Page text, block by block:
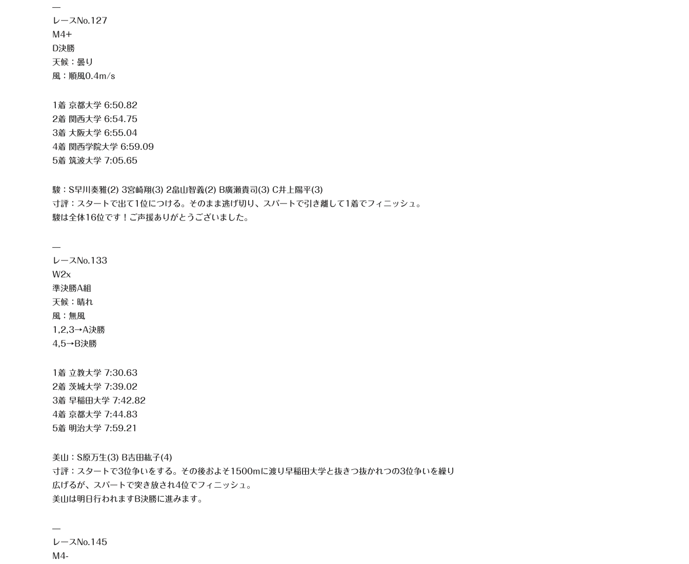
—
レースNo.127
M4+
D決勝
天候：曇り
風：順風0.4m/s
1着 京都大学 6:50.82
2着 関西大学 6:54.75
3着 大阪大学 6:55.04
4着 関西学院大学 6:59.09
5着 筑波大学 7:05.65
駿：S早川奏雅(2) 3宮崎翔(3) 2畠山智義(2) B廣瀬貴司(3) C井上陽平(3)
寸評：スタートで出て1位につける。そのまま逃げ切り、スパートで引き離して1着でフィニッシュ。
駿は全体16位です！ご声援ありがとうございました。
—
レースNo.133
W2x
準決勝A組
天候：晴れ
風：無風
1,2,3→A決勝
4,5→B決勝
1着 立教大学 7:30.63
2着 茨城大学 7:39.02
3着 早稲田大学 7:42.82
4着 京都大学 7:44.83
5着 明治大学 7:59.21
美山：S原万生(3) B吉田紘子(4)
寸評：スタートで3位争いをする。その後およそ1500mに渡り早稲田大学と抜きつ抜かれつの3位争いを繰り
広げるが、スパートで突き放され4位でフィニッシュ。
美山は明日行われますB決勝に進みます。
—
レースNo.145
M4-